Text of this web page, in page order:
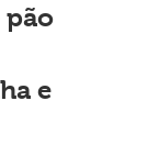
pão
e